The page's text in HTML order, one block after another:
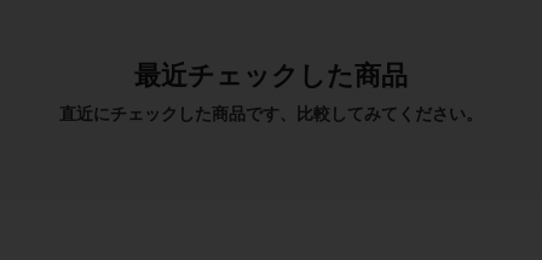
最近チェックした商品
直近にチェックした商品です、比較してみてください。